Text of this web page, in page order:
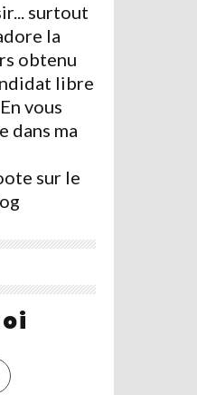
surtout
la
obtenu
libre
vous
dans ma
sur le